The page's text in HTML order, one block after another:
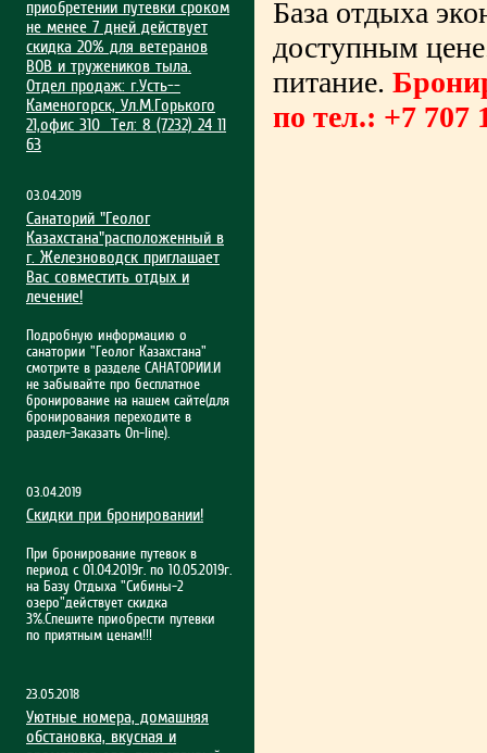
приобрет­ении путевки сроком
не менее 7 дней действует
скидка 20% для ветеранов
ВОВ и тружеников тыла.
Отдел продаж: г.Усть-­
Каменогорск, Ул.М.Гор­ького
21,офис 310 Тел: 8 (7232) 24 11
63
03.04.2019
Санаторий "Геолог
Казахстана"расположенный в
г. Железноводск приглашает
Вас совместить отдых и
лечение!
Подробную информацию о
санатории "Геолог Казахстана"
смотрите в разделе САНАТОРИИ.И
не забывайте про бесплатное
бронирование на нашем сайте(для
бронирования переходите в
раздел-Заказать On-line).
03.04.2019
Скидки при бронировании!
При бронирование путевок в
период с 01.04.2019г. по 10.05.2019г.
на Базу Отдыха "Сибины-2
озеро"действует скидка
3%.Спешите приобрести путевки
по приятным ценам!!!
23.05.2018
Уютные номера, домашняя
обстановка, вкусная и
База отдыха
доступным
питание.
по тел.: +7 707